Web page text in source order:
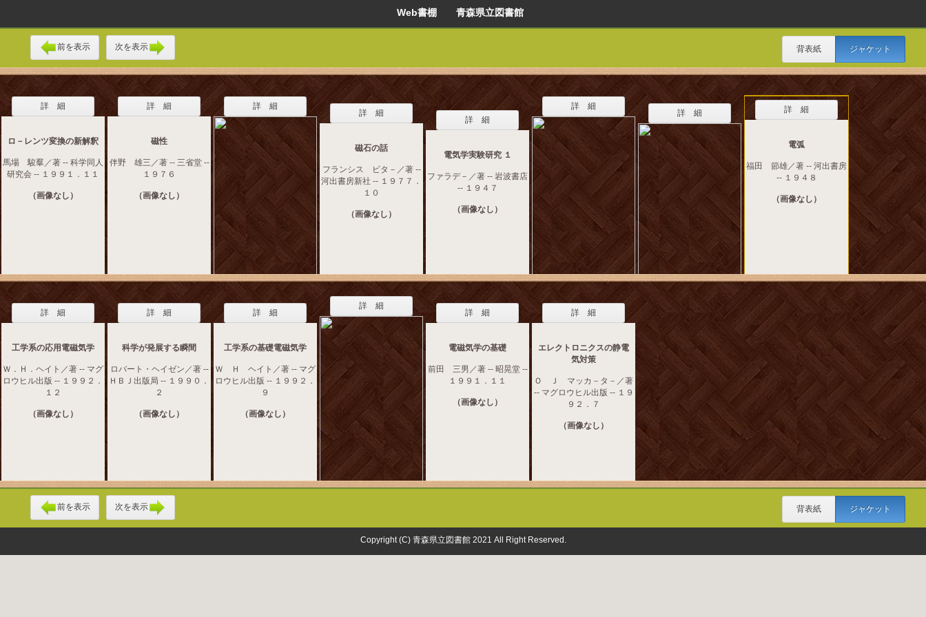
Web書棚 青森県立図書館
前を表示 次を表示 背表紙 ジャケット
詳 細
ロ－レンツ変換の新解釈
馬場 駿羣／著 -- 科学同人
研究会 -- １９９１．１１
（画像なし）
詳 細
磁性
伴野 雄三／著 -- 三省堂 --
１９７６
（画像なし）
詳 細
詳 細
磁石の話
フランシス ビタ－／著 --
河出書房新社 -- １９７７．
１０
（画像なし）
詳 細
電気学実験研究 １
ファラデ－／著 -- 岩波書店
-- １９４７
（画像なし）
詳 細
詳 細 詳 細
電弧
福田 節雄／著 -- 河出書房
-- １９４８
（画像なし）
詳 細
工学系の応用電磁気学
Ｗ．Ｈ．ヘイト／著 -- マグ
ロウヒル出版 -- １９９２．
１２
（画像なし）
詳 細
科学が発展する瞬間
ロバート・ヘイゼン／著 --
ＨＢＪ出版局 -- １９９０．
２
（画像なし）
詳 細
工学系の基礎電磁気学
Ｗ Ｈ ヘイト／著 -- マグ
ロウヒル出版 -- １９９２．
９
（画像なし）
詳 細
詳 細
電磁気学の基礎
前田 三男／著 -- 昭晃堂 --
１９９１．１１
（画像なし）
詳 細
エレクトロニクスの静電
気対策
Ｏ Ｊ マッカ－タ－／著
-- マグロウヒル出版 -- １９
９２．７
（画像なし）
前を表示 次を表示 背表紙 ジャケット
Copyright (C) 青森県立図書館 2021 All Right Reserved.